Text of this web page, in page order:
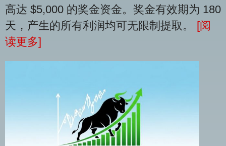
高达 $5,000 的奖金资金。奖金有效期为 180
天，产生的所有利润均可无限制提取。 [阅
读更多]